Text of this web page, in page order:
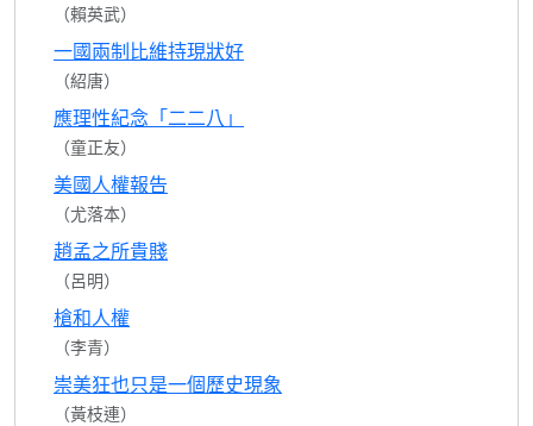
（賴英武）
一國兩制比維持現狀好
（紹唐）
應理性紀念「二二八」
（童正友）
美國人權報告
（尤落本）
趙孟之所貴賤
（呂明）
槍和人權
（李青）
崇美狂也只是一個歷史現象
（黃枝連）